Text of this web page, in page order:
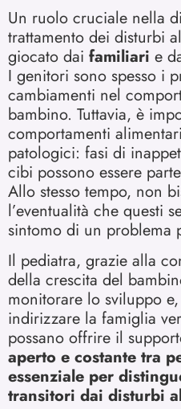
Un ruolo cruciale nella
trattamento dei disturbi
giocato dai familiari e
I genitori sono spesso i
cambiamenti nel
bambino. Tuttavia, è
comportamenti
patologici: fasi di
cibi possono essere
Allo stesso tempo, non
l’eventualità che questi
sintomo di un problema
Il pediatra, grazie alla
della crescita del
monitorare lo sviluppo
indirizzare la famiglia
possano offrire il
aperto e costante tra
essenziale per
transitori dai disturbi